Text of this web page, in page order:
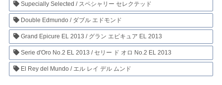
Supecially Selected / スペシャリー セレクテッド
Double Edmundo / ダブル エドモンド
Grand Epicure EL 2013 / グラン エピキュア EL 2013
Serie d'Oro No.2 EL 2013 / セリー ド オロ No.2 EL 2013
El Rey del Mundo / エル レイ デル ムンド